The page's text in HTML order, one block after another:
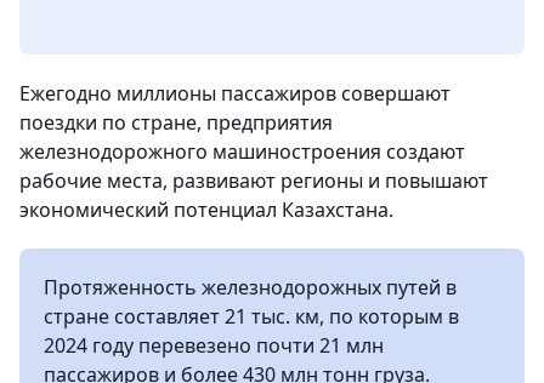
Ежегодно миллионы пассажиров совершают
поездки по стране, предприятия
железнодорожного машиностроения создают
рабочие места, развивают регионы и повышают
экономический потенциал Казахстана.
Протяженность железнодорожных путей в
стране составляет 21 тыс. км, по которым в
2024 году перевезено почти 21 млн
пассажиров и более 430 млн тонн груза.